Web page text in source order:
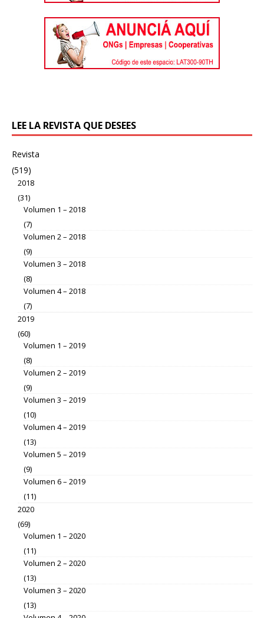
LEE LA REVISTA QUE DESEES
Revista
(519)
2018
(31)
Volumen 1 – 2018
(7)
Volumen 2 – 2018
(9)
Volumen 3 – 2018
(8)
Volumen 4 – 2018
(7)
2019
(60)
Volumen 1 – 2019
(8)
Volumen 2 – 2019
(9)
Volumen 3 – 2019
(10)
Volumen 4 – 2019
(13)
Volumen 5 – 2019
(9)
Volumen 6 – 2019
(11)
2020
(69)
Volumen 1 – 2020
(11)
Volumen 2 – 2020
(13)
Volumen 3 – 2020
(13)